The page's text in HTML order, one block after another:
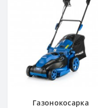
Газонокосарка